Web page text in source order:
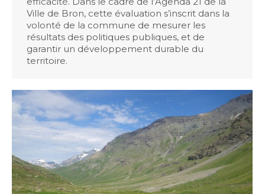
Ville de Bron, cette évaluation s’inscrit dans la
volonté de la commune de mesurer les
résultats des politiques publiques, et de
garantir un développement durable du
territoire.